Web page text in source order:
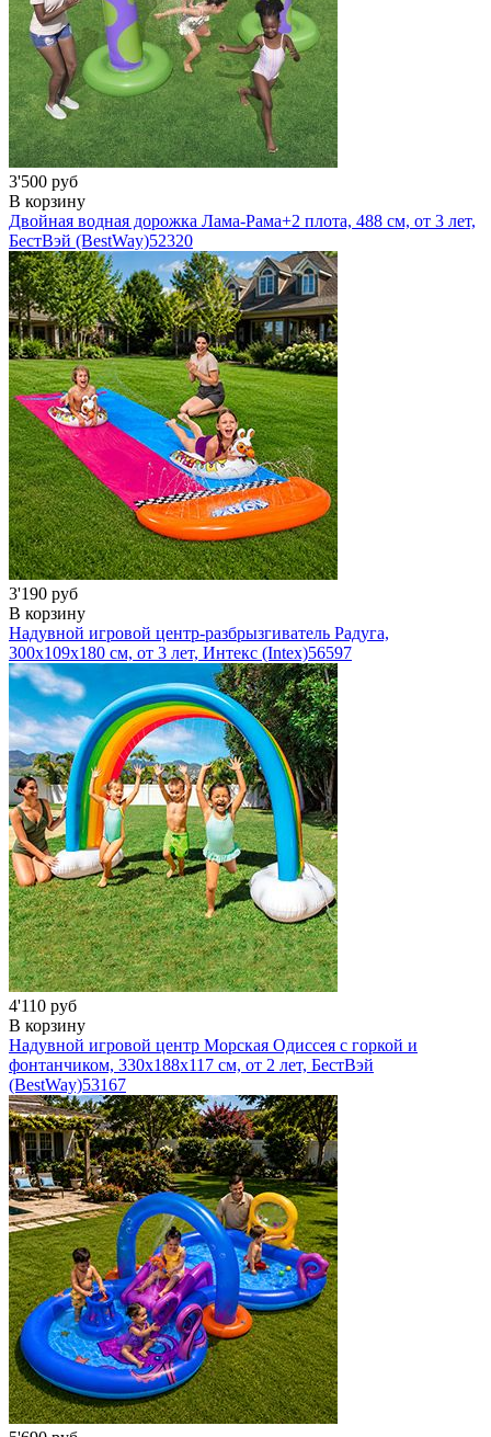
3'500 руб
В корзину
Двойная водная дорожка Лама-Рама+2 плота, 488 см, от 3 лет,
БестВэй (BestWay)52320
3'190 руб
В корзину
Надувной игровой центр-разбрызгиватель Радуга,
300х109х180 см, от 3 лет, Интекс (Intex)56597
4'110 руб
В корзину
Надувной игровой центр Морская Одиссея с горкой и
фонтанчиком, 330х188х117 см, от 2 лет, БестВэй
(BestWay)53167